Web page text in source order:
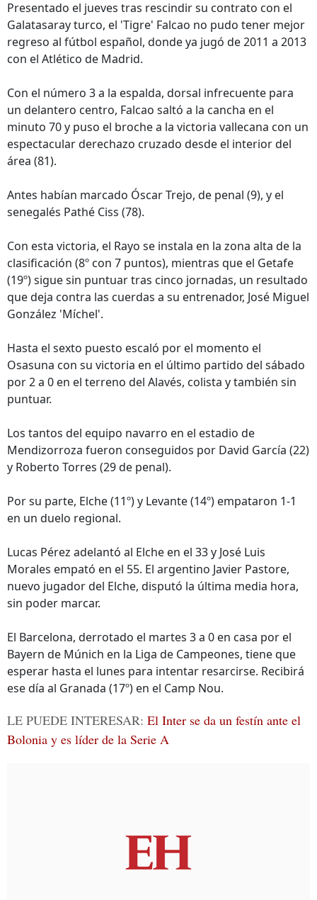
Presentado el jueves tras rescindir su contrato con el
Galatasaray turco, el 'Tigre' Falcao no pudo tener mejor
regreso al fútbol español, donde ya jugó de 2011 a 2013
con el Atlético de Madrid.
Con el número 3 a la espalda, dorsal infrecuente para
un delantero centro, Falcao saltó a la cancha en el
minuto 70 y puso el broche a la victoria vallecana con un
espectacular derechazo cruzado desde el interior del
área (81).
Antes habían marcado Óscar Trejo, de penal (9), y el
senegalés Pathé Ciss (78).
Con esta victoria, el Rayo se instala en la zona alta de la
clasificación (8º con 7 puntos), mientras que el Getafe
(19º) sigue sin puntuar tras cinco jornadas, un resultado
que deja contra las cuerdas a su entrenador, José Miguel
González 'Míchel'.
Hasta el sexto puesto escaló por el momento el
Osasuna con su victoria en el último partido del sábado
por 2 a 0 en el terreno del Alavés, colista y también sin
puntuar.
Los tantos del equipo navarro en el estadio de
Mendizorroza fueron conseguidos por David García (22)
y Roberto Torres (29 de penal).
Por su parte, Elche (11º) y Levante (14º) empataron 1-1
en un duelo regional.
Lucas Pérez adelantó al Elche en el 33 y José Luis
Morales empató en el 55. El argentino Javier Pastore,
nuevo jugador del Elche, disputó la última media hora,
sin poder marcar.
El Barcelona, derrotado el martes 3 a 0 en casa por el
Bayern de Múnich en la Liga de Campeones, tiene que
esperar hasta el lunes para intentar resarcirse. Recibirá
ese día al Granada (17º) en el Camp Nou.
LE PUEDE INTERESAR: El Inter se da un festín ante el
Bolonia y es líder de la Serie A